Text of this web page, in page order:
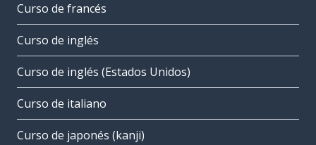
Curso de francés
Curso de inglés
Curso de inglés (Estados Unidos)
Curso de italiano
Curso de japonés (kanji)